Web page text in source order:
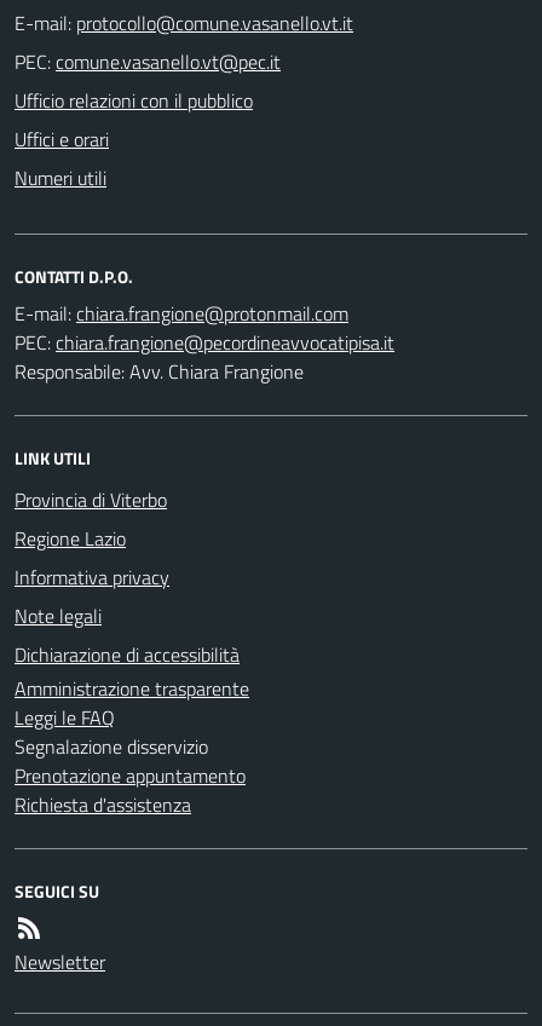
E-mail:
PEC:
Ufficio relazioni con il pubblico
Uffici e orari
Numeri utili
CONTATTI D.P.O.
E-mail:
PEC:
Responsabile: Avv. Chiara Frangione
LINK UTILI
Provincia di Viterbo
Regione Lazio
Informativa privacy
Note legali
Dichiarazione di accessibilità
Amministrazione trasparente
Leggi le FAQ
Segnalazione disservizio
Prenotazione appuntamento
Richiesta d'assistenza
SEGUICI SU
Newsletter